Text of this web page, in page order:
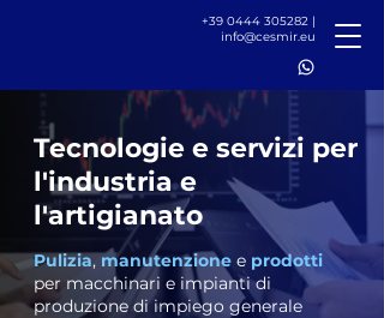
+39 0444 305282 |
info@cesmir.eu
Tecnologie e servizi per
l'industria e
l'artigianato
Pulizia,manutenzione e prodotti
per macchinari e impianti di
produzione di impiego generale